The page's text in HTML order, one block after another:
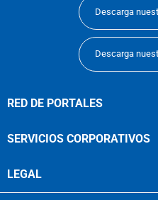
Descarga
Descarga
RED DE PORTALES
SERVICIOS CORPORATIVOS
LEGAL